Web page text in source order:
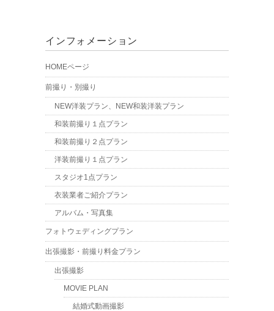
インフォメーション
HOMEページ
前撮り・別撮り
NEW洋装プラン、NEW和装洋装プラン
和装前撮り１点プラン
和装前撮り２点プラン
洋装前撮り１点プラン
スタジオ1点プラン
衣装業者ご紹介プラン
アルバム・写真集
フォトウェディングプラン
出張撮影・前撮り料金プラン
出張撮影
MOVIE PLAN
結婚式動画撮影